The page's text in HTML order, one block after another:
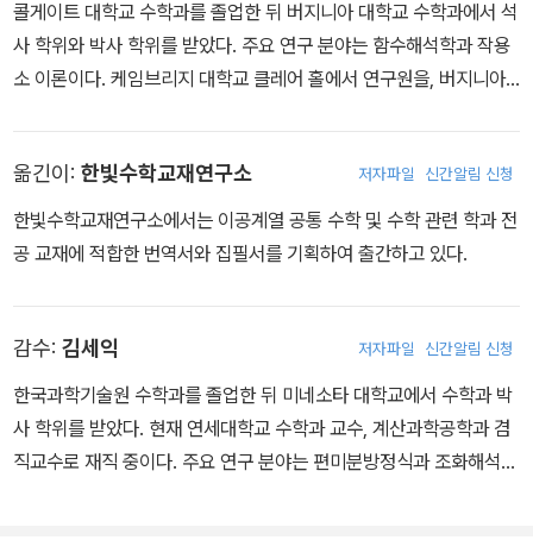
콜게이트 대학교 수학과를 졸업한 뒤 버지니아 대학교 수학과에서 석
사 학위와 박사 학위를 받았다. 주요 연구 분야는 함수해석학과 작용
소 이론이다. 케임브리지 대학교 클레어 홀에서 연구원을, 버지니아
자연과학 분야 우수 강의자로 선정, 퍼킨스 상(The Perkins Awar
d)을 수상하였다. 2009~2013년에는 미국수학협회(Mathematic
al Association of America, MAA)에서 발행하는 수학 잡지 『Mat
옮긴이: 한빛수학교재연구소 저자파일 신간알림 신청
한빛수학교재연구소에서는 이공계열 공통 수학 및 수학 관련 학과 전
공 교재에 적합한 번역서와 집필서를 기획하여 출간하고 있다.
감수: 김세익 저자파일 신간알림 신청
한국과학기술원 수학과를 졸업한 뒤 미네소타 대학교에서 수학과 박
사 학위를 받았다. 현재 연세대학교 수학과 교수, 계산과학공학과 겸
직교수로 재직 중이다. 주요 연구 분야는 편미분방정식과 조화해석학